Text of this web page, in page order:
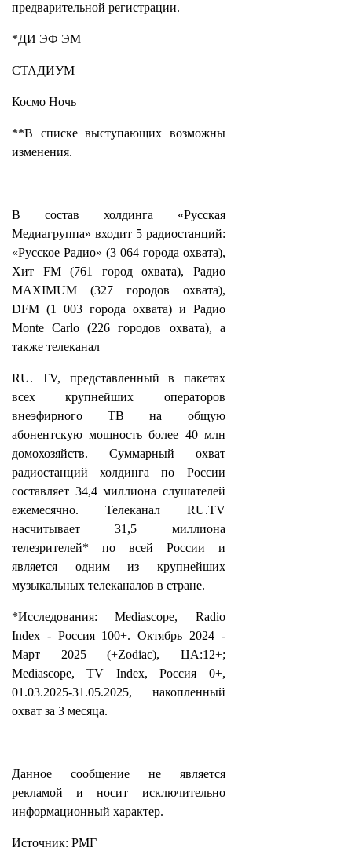
предварительной регистрации.
*ДИ ЭФ ЭМ
СТАДИУМ
Космо Ночь
**В списке выступающих возможны
изменения.
В состав холдинга «Русская
Медиагруппа» входит 5 радиостанций:
«Русское Радио» (3 064 города охвата),
Хит FM (761 город охвата), Радио
MAXIMUM (327 городов охвата),
DFM (1 003 города охвата) и Радио
Monte Carlo (226 городов охвата), а
также телеканал
RU. TV, представленный в пакетах
всех крупнейших операторов
внеэфирного ТВ на общую
абонентскую мощность более 40 млн
домохозяйств. Суммарный охват
радиостанций холдинга по России
составляет 34,4 миллиона слушателей
ежемесячно. Телеканал RU.TV
насчитывает 31,5 миллиона
телезрителей* по всей России и
является одним из крупнейших
музыкальных телеканалов в стране.
*Исследования: Mediascope, Radio
Index - Россия 100+. Октябрь 2024 -
Март 2025 (+Zodiac), ЦА:12+;
Mediascope, TV Index, Россия 0+,
01.03.2025-31.05.2025, накопленный
охват за 3 месяца.
Данное сообщение не является
рекламой и носит исключительно
информационный характер.
Источник: РМГ